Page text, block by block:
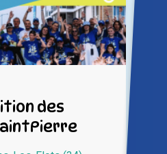
des